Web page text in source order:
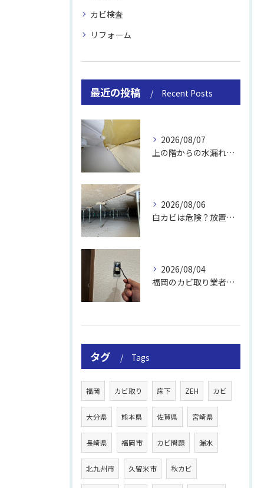
カビ検査
リフォーム
最近の投稿 Recent Posts
2026/08/07
上の階からの水漏れでカビ｜対処法と業者
2026/08/06
白カビは危険？放置のリスクと取り方
2026/08/04
福岡のカビ取り業者おすすめの選び方と費用
タグ Tags
福岡 カビ取り 床下 ZEH カビ
大分県 熊本県 佐賀県 宮崎県
長崎県 福岡市 カビ問題 漏水
北九州市 久留米市 秋カビ